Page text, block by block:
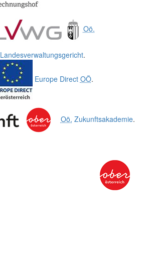
Oö.
Landesverwaltungsgericht.
Europe Direct OÖ.
Oö. Zukunftsakademie.